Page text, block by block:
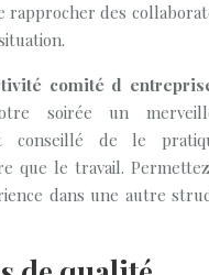
rapprocher des
comité d
soirée un
conseillé de le
que le travail.
dans une autre